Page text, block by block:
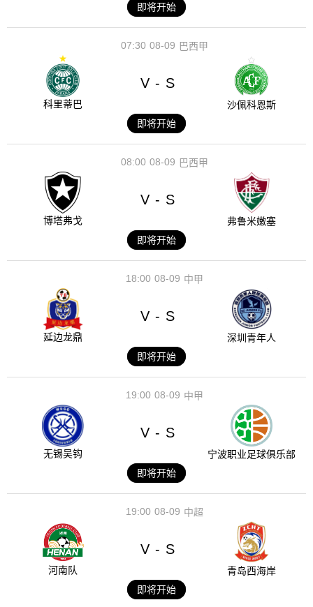
即将开始
08-09
07:30 巴西甲
科里蒂巴
V - S
沙佩科恩斯
即将开始
08-09
08:00 巴西甲
博塔弗戈
V - S
弗鲁米嫩塞
即将开始
08-09
18:00 中甲
延边龙鼎
V - S
深圳青年人
即将开始
08-09
19:00 中甲
无锡吴钩
V - S
宁波职业足球俱乐部
即将开始
08-09
19:00 中超
河南队
V - S
青岛西海岸
即将开始